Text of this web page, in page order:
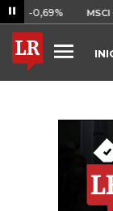
-0,69% MSCI